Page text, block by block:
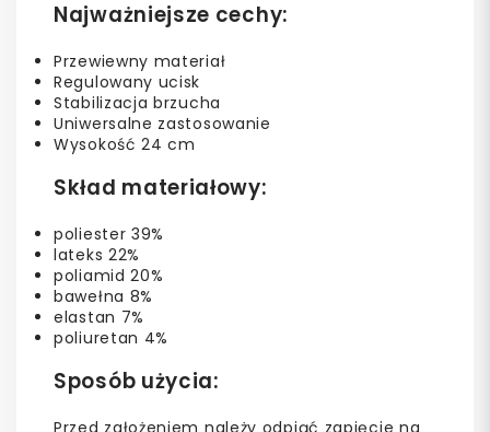
Najważniejsze cechy:
Przewiewny materiał
Regulowany ucisk
Stabilizacja brzucha
Uniwersalne zastosowanie
Wysokość 24 cm
Skład materiałowy:
poliester 39%
lateks 22%
poliamid 20%
bawełna 8%
elastan 7%
poliuretan 4%
Sposób użycia: